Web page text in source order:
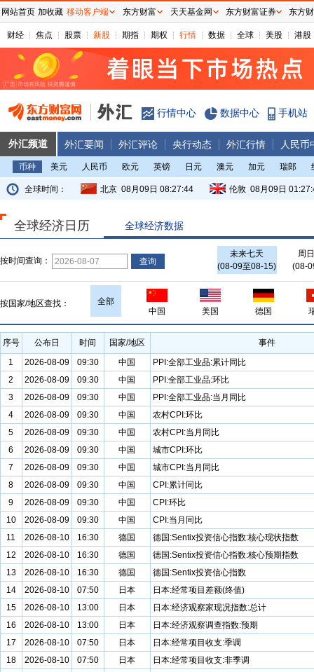
财经 焦点 股票 新股 期指 期权 行情 数据 全球 美股 港股
行情中心 数据中心 手机站
外汇频道 外汇要闻 外汇评论 央行动态 外汇行情 人民币
币种 美元 人民币 欧元 英镑 日元 澳元 加元 瑞郎
全球时间： 北京 08月09日 08:27:44 伦敦 08月09日
全球经济日历 全球经济数据
按时间查询：
未来七天
(08-09至08-15)
周
(08-
按国家/地区查找：
全部
中国
美国 德国
数据来源：福汇FXCM 日期
序号 公布日 时间 国家/地区
事件
1
2026-08-09 09:30 中国
PPI:全部工业品:累计同比
2
2026-08-09 09:30 中国
PPI:全部工业品:环比
3
2026-08-09 09:30 中国
PPI:全部工业品:当月同比
4
2026-08-09 09:30 中国
农村CPI:环比
5
2026-08-09 09:30 中国
农村CPI:当月同比
6
2026-08-09 09:30 中国
城市CPI:环比
7
2026-08-09 09:30 中国
城市CPI:当月同比
8
2026-08-09 09:30 中国
CPI:累计同比
9
2026-08-09 09:30 中国
CPI:环比
10
2026-08-09 09:30 中国
CPI:当月同比
11
2026-08-10 16:30 德国
德国:Sentix投资信心指数:核心现状指数
12
2026-08-10 16:30 德国
德国:Sentix投资信心指数:核心预期指数
13
2026-08-10 16:30 德国
德国:Sentix投资信心指数
14
2026-08-10 07:50 日本
日本:经常项目差额(终值)
15
2026-08-10 13:00 日本
日本:经济观察家现况指数:总计
16
2026-08-10 13:00 日本
日本:经济观察调查指数:预期
17
2026-08-10 07:50 日本
日本:经常项目收支:季调
18
2026-08-10 07:50 日本
日本:经常项目收支:非季调
网站首页 加收藏 移动客户端 东方财富 天天基金网 东方财富证券 东方